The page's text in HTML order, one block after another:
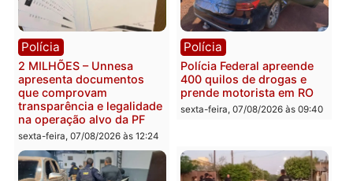
Política
Marcos Rogério apresenta
Plano de Governo com
228 projetos, metas
públicas e
acompanhamento de
resultados
sexta-feira, 07/08/2026 às 18:49
Política
Eleições 2026: Pastor
Evanildo pode ser o
primeiro pastor de
sexta-feira, 07/08/2026 às